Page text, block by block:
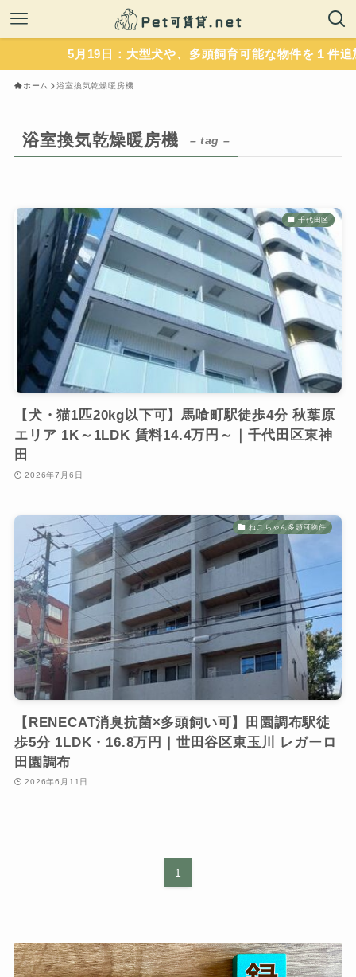
5月19日：大型犬や、多頭飼育可能な物件を１件追加
ホーム 浴室換気乾燥暖房機
浴室換気乾燥暖房機 – tag –
千代田区
【犬・猫1匹20kg以下可】馬喰町駅徒歩4分 秋葉原
エリア 1K～1LDK 賃料14.4万円～｜千代田区東神
田
2026年7月6日
ねこちゃん多頭可物件
【RENECAT消臭抗菌×多頭飼い可】田園調布駅徒
歩5分 1LDK・16.8万円｜世田谷区東玉川 レガーロ
田園調布
2026年6月11日
1